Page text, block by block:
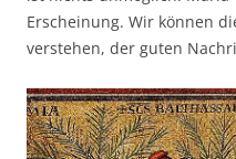
Erscheinung. Wir können
verstehen, der guten